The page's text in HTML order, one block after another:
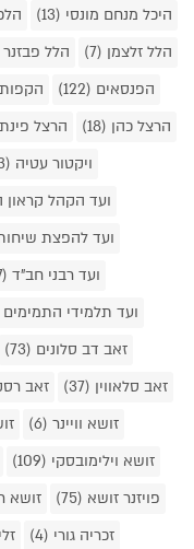
היכל מנחם מונסי (13)
הלל זלצמן (7)
הלל פבזנר
הפנסאים (122)
הקפות
הרצל כהן (18)
הרצל פינת
ויקטור עטיה (213)
ועד הקהל קראון
ועד להפצת שיחות
ועד רבני חב"ד (147)
ועד תלמידי התמימים
זאב דב סלונים (73)
זאב סלאווין (37)
זאב
זושא וויינר (6)
זושא וילימובסקי (109)
פויזנר זושא (75)
זושא
זכריה גורי (4)